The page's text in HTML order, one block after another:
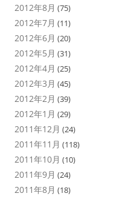
2012年8月 (75)
2012年7月 (11)
2012年6月 (20)
2012年5月 (31)
2012年4月 (25)
2012年3月 (45)
2012年2月 (39)
2012年1月 (29)
2011年12月 (24)
2011年11月 (118)
2011年10月 (10)
2011年9月 (24)
2011年8月 (18)